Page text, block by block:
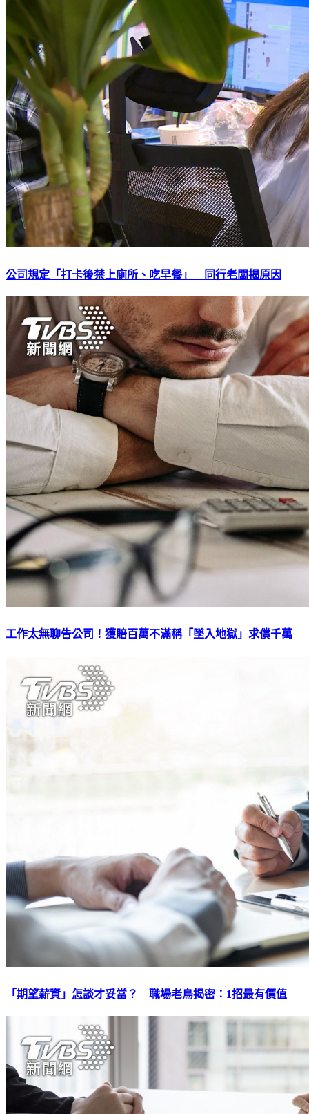
公司規定「打卡後禁上廁所、吃早餐」 同行老闆揭原因
工作太無聊告公司！獲賠百萬不滿稱「墜入地獄」求償千萬
「期望薪資」怎談才妥當？ 職場老鳥揭密：1招最有價值